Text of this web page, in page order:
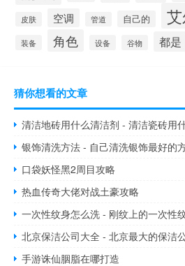
皮肤 空调 管道 自己的
装备 角色 设备 谷物 都是
猜你想看的文章
清洁地砖用什么清洁剂 - 清洁瓷砖用
银饰清洗方法 - 自己清洗银饰最好的
口袋妖怪黑2周目攻略
热血传奇大佬对战土豪攻略
一次性纹身怎么洗 - 刚纹上的一次性
北京保洁公司大全 - 北京最大的保洁
手游诛仙胭脂在哪打造